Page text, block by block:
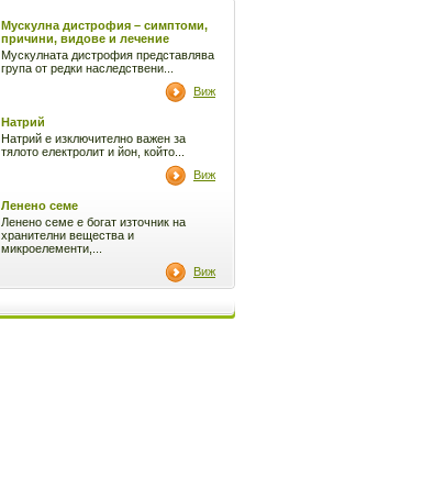
Мускулна дистрофия – симптоми,
причини, видове и лечение
Мускулната дистрофия представлява
група от редки наследствени...
Виж
Натрий
Натрий е изключително важен за
тялото електролит и йон, който...
Виж
Ленено семе
Ленено семе е богат източник на
хранителни вещества и
микроелементи,...
Виж